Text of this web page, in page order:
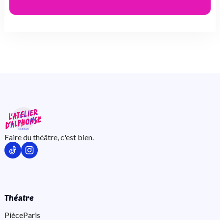
Faire du théâtre, c'est bien.
Théatre
PièceParis